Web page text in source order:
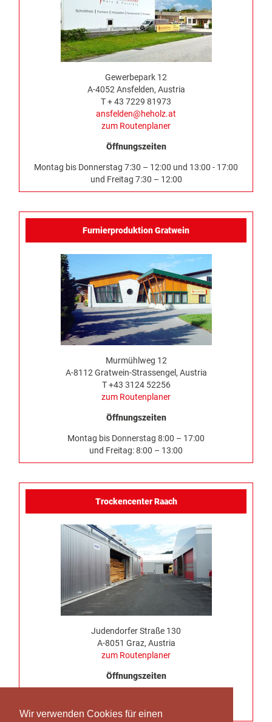
Wir verwenden Cookies für einen
Gewerbepark 12
A-4052 Ansfelden, Austria
T + 43 7229 81973
ansfelden@heholz.at
zum Routenplaner
Öffnungszeiten
Montag bis Donnerstag 7:30 – 12:00 und 13:00 - 17:00
und Freitag 7:30 – 12:00
Furnierproduktion Gratwein
Murmühlweg 12
A-8112 Gratwein-Strassengel, Austria
T +43 3124 52256
zum Routenplaner
Öffnungszeiten
Montag bis Donnerstag 8:00 – 17:00
und Freitag: 8:00 – 13:00
Trockencenter Raach
Judendorfer Straße 130
A-8051 Graz, Austria
zum Routenplaner
Öffnungszeiten
Freitag keine LKW Anlieferung möglich